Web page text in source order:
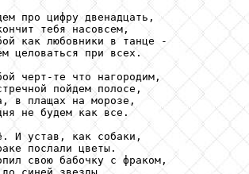
про цифру двенадцать,
тебя насовсем,
как любовники в танце -
целоваться при всех.
черт-те что нагородим,
пойдем полосе,
в плащах на морозе,
не будем как все.
И устав, как собаки,
послали цветы.
свою бабочку с фраком,